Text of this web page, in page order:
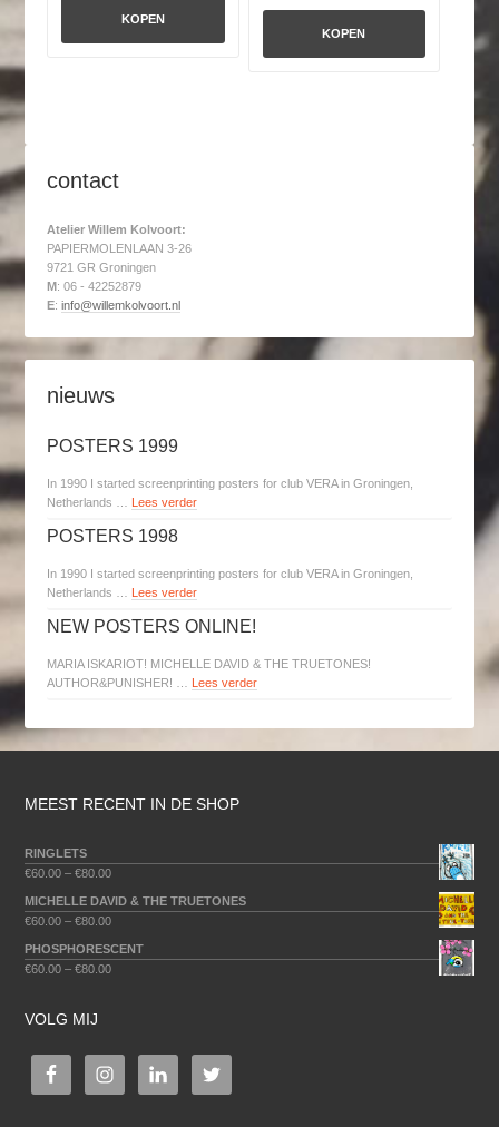
KOPEN
KOPEN
contact
Atelier Willem Kolvoort:
PAPIERMOLENLAAN 3-26
9721 GR Groningen
M: 06 - 42252879
E:info@willemkolvoort.nl
nieuws
POSTERS 1999
In 1990 I started screenprinting posters for club VERA in Groningen,
Netherlands … Lees verder
POSTERS 1998
In 1990 I started screenprinting posters for club VERA in Groningen,
Netherlands … Lees verder
NEW POSTERS ONLINE!
MARIA ISKARIOT! MICHELLE DAVID & THE TRUETONES!
AUTHOR&PUNISHER! … Lees verder
MEEST RECENT IN DE SHOP
RINGLETS
€60.00 –€80.00
MICHELLE DAVID & THE TRUETONES
€60.00 –€80.00
PHOSPHORESCENT
€60.00 –€80.00
VOLG MIJ